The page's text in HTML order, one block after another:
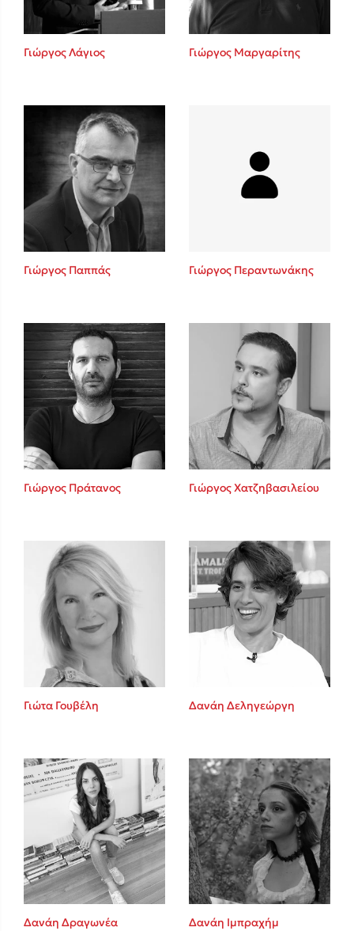
Γιώργος Λάγιος Γιώργος Μαργαρίτης
Γιώργος Παππάς Γιώργος Περαντωνάκης
Γιώργος Πράτανος Γιώργος Χατζηβασιλείου
Γιώτα Γουβέλη Δανάη Δεληγεώργη
Δανάη Δραγωνέα Δανάη Ιμπραχήμ